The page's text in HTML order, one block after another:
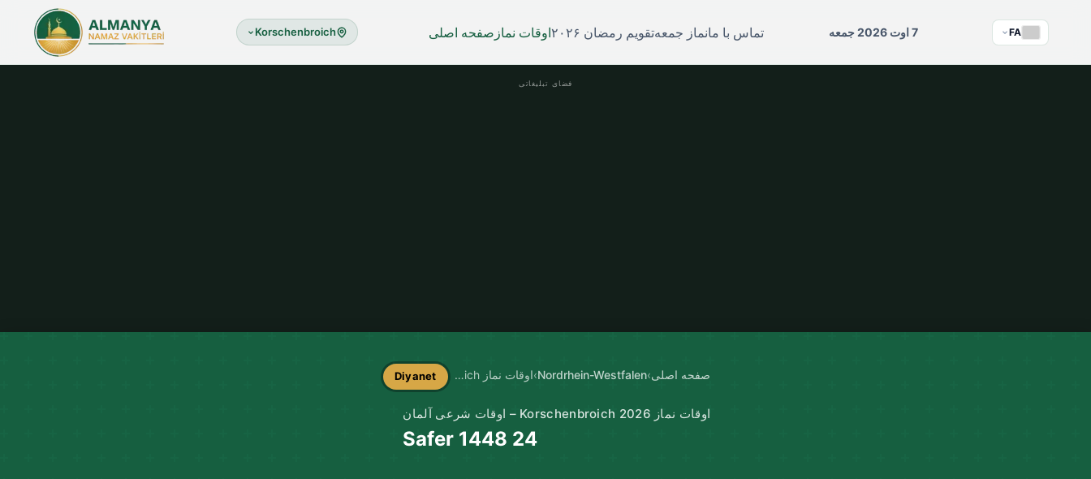
Korschenbroich صفحه اصلی اوقات نماز تقویم رمضان ۲۰۲۶نماز جمعهتماس با ما 7 اوت 2026 جمعه FA
فضای تبلیغاتی
صفحه اصلی›
Nordrhein-Westfalen
› اوقات نماز Korschenbroich Diyanet
اوقات نماز Korschenbroich 2026 – اوقات شرعی آلمان
24 Safer 1448